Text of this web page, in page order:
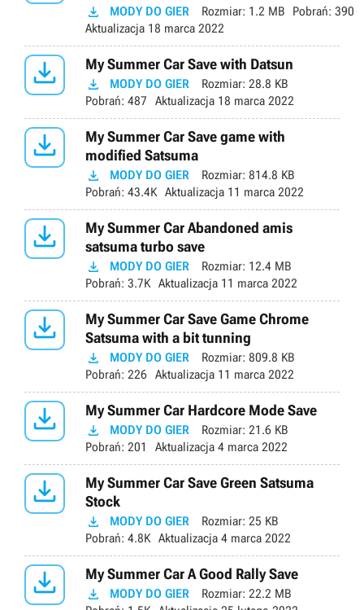
 MODY DO GIER Rozmiar: 1.2 MB Pobrań: 390
Aktualizacja 18 marca 2022
 My Summer Car Save with Datsun
 MODY DO GIER Rozmiar: 28.8 KB
Pobrań: 487 Aktualizacja 18 marca 2022

My Summer Car Save game with
modified Satsuma
 MODY DO GIER Rozmiar: 814.8 KB
Pobrań: 43.4K Aktualizacja 11 marca 2022

My Summer Car Abandoned amis
satsuma turbo save
 MODY DO GIER Rozmiar: 12.4 MB
Pobrań: 3.7K Aktualizacja 11 marca 2022

My Summer Car Save Game Chrome
Satsuma with a bit tunning
 MODY DO GIER Rozmiar: 809.8 KB
Pobrań: 226 Aktualizacja 11 marca 2022
 My Summer Car Hardcore Mode Save
 MODY DO GIER Rozmiar: 21.6 KB
Pobrań: 201 Aktualizacja 4 marca 2022

My Summer Car Save Green Satsuma
Stock
 MODY DO GIER Rozmiar: 25 KB
Pobrań: 4.8K Aktualizacja 4 marca 2022
 My Summer Car A Good Rally Save
 MODY DO GIER Rozmiar: 22.2 MB